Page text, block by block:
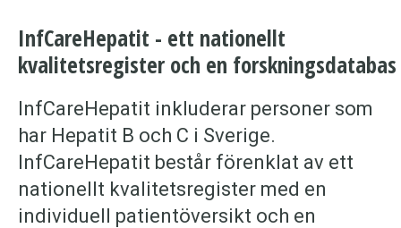
InfCareHepatit - ett nationellt
kvalitetsregister och en forskningsdatabas
InfCareHepatit inkluderar personer som
har Hepatit B och C i Sverige.
InfCareHepatit består förenklat av ett
nationellt kvalitetsregister med en
individuell patientöversikt och en